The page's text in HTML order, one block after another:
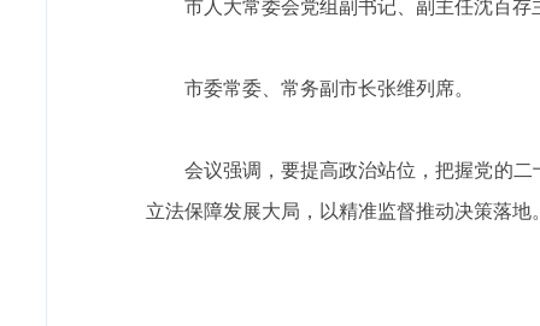
市人大常委会党组副书记、副主任沈百
市委常委、常务副市长张维列席。
会议强调，要提高政治站位，把握党的
立法保障发展大局，以精准监督推动决策落